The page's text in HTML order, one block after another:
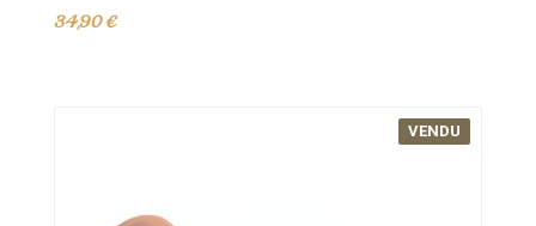
34,90 €
VENDU